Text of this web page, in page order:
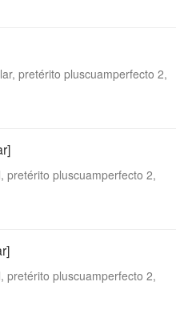
pretérito pluscuamperfecto 2,
pretérito pluscuamperfecto 2,
pretérito pluscuamperfecto 2,